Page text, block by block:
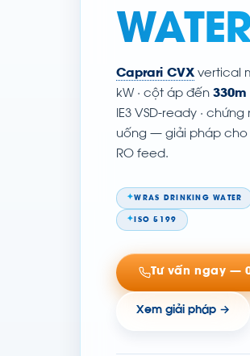
Caprari CVX vertical
kW · cột áp đến330m
IE3 VSD-ready ·
uống — giải pháp cho
RO feed.
✦WRAS DRINKING WATER
✦ ISO 5199
Tư vấn ngay —
Xem giải pháp →